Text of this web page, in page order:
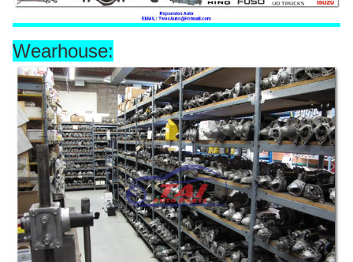
Wearhouse: